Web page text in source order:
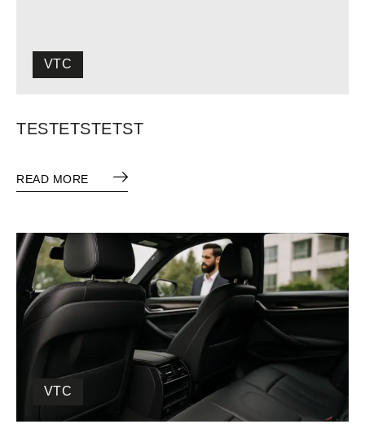
VTC
TESTETSTETST
READ MORE
VTC